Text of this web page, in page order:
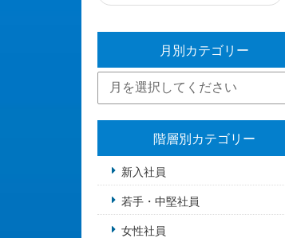
月別カテゴリー
階層別カテゴリー
新入社員
若手・中堅社員
女性社員